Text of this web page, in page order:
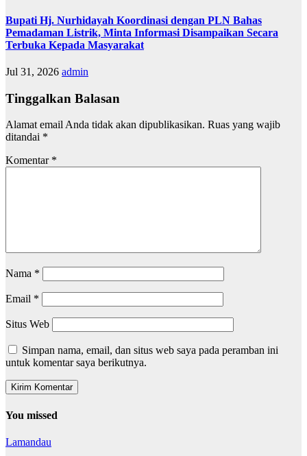
Bupati Hj. Nurhidayah Koordinasi dengan PLN Bahas
Pemadaman Listrik, Minta Informasi Disampaikan Secara
Terbuka Kepada Masyarakat
Jul 31, 2026 admin
Tinggalkan Balasan
Alamat email Anda tidak akan dipublikasikan. Ruas yang wajib
ditandai *
Komentar *
Nama *
Email *
Situs Web
Simpan nama, email, dan situs web saya pada peramban ini
untuk komentar saya berikutnya.
You missed
Lamandau